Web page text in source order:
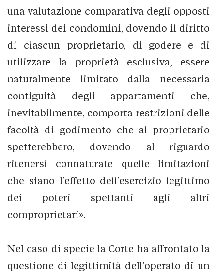
una valutazione comparativa degli opposti
interessi dei condomini, dovendo il diritto
di ciascun proprietario, di godere e di
utilizzare la proprietà esclusiva, essere
naturalmente limitato dalla necessaria
contiguità degli appartamenti che,
inevitabilmente, comporta restrizioni delle
facoltà di godimento che al proprietario
spetterebbero, dovendo al riguardo
ritenersi connaturate quelle limitazioni
che siano l’effetto dell’esercizio legittimo
dei poteri spettanti agli altri
comproprietari».
Nel caso di specie la Corte ha affrontato la
questione di legittimità dell’operato di un